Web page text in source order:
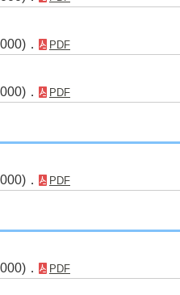
． PDF
． PDF
． PDF
． PDF